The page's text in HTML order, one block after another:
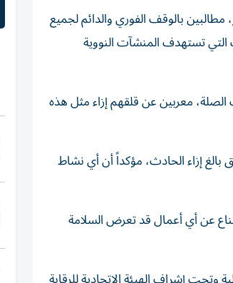
بالوقف الفوري والدائم لجميع
التي تستهدف المنشآت النووية
الصلة، معربين عن قلقهم إزاء مثل هذه
بالغ إزاء الحادث، مؤكداً أن أي نشاط
عن أي أعمال قد تعرض السلامة